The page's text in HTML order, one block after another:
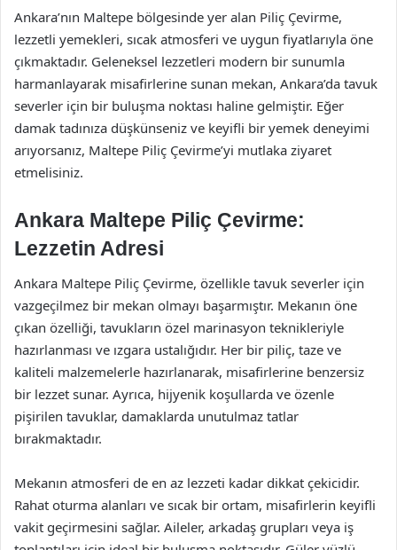
Ankara’nın Maltepe bölgesinde yer alan Piliç Çevirme,
lezzetli yemekleri, sıcak atmosferi ve uygun fiyatlarıyla öne
çıkmaktadır. Geleneksel lezzetleri modern bir sunumla
harmanlayarak misafirlerine sunan mekan, Ankara’da tavuk
severler için bir buluşma noktası haline gelmiştir. Eğer
damak tadınıza düşkünseniz ve keyifli bir yemek deneyimi
arıyorsanız, Maltepe Piliç Çevirme’yi mutlaka ziyaret
etmelisiniz.
Ankara Maltepe Piliç Çevirme:
Lezzetin Adresi
Ankara Maltepe Piliç Çevirme, özellikle tavuk severler için
vazgeçilmez bir mekan olmayı başarmıştır. Mekanın öne
çıkan özelliği, tavukların özel marinasyon teknikleriyle
hazırlanması ve ızgara ustalığıdır. Her bir piliç, taze ve
kaliteli malzemelerle hazırlanarak, misafirlerine benzersiz
bir lezzet sunar. Ayrıca, hijyenik koşullarda ve özenle
pişirilen tavuklar, damaklarda unutulmaz tatlar
bırakmaktadır.
Mekanın atmosferi de en az lezzeti kadar dikkat çekicidir.
Rahat oturma alanları ve sıcak bir ortam, misafirlerin keyifli
vakit geçirmesini sağlar. Aileler, arkadaş grupları veya iş